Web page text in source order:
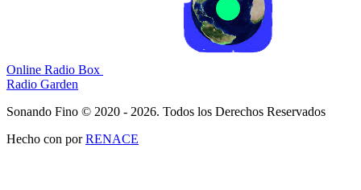
Online Radio Box
Radio Garden
Sonando Fino © 2020 - 2026. Todos los Derechos Reservados
Hecho con porRENACE